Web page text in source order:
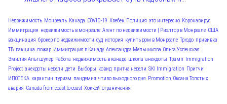
Недвижимость Монреаль Канада COVID-19 Квебек Полиция это интересно Коронавирус
Иммиграция недвижимость в монреале Агент по недвижимости | Риэлтор в Монреале США
вакцинация брокер по недвижимости суд история купить дом в Монреале Трюдо прививка
ТВ вакцина пожар Иммиграция в Канаду Александра Мельникова Ольга Успенская
Эмилия Альтшулер Работа недвижимость в канаде школа анекдоты Трамп
Immigration
Project анекдоты недели дети Выборы ковид притча недели SKI Immigration Притчи
ИПОТЕКА карантин туризм пандемия чтиво выходного дня Promotion Оксана Толстых
авария Canada from coast to coast Хоккей ограничения